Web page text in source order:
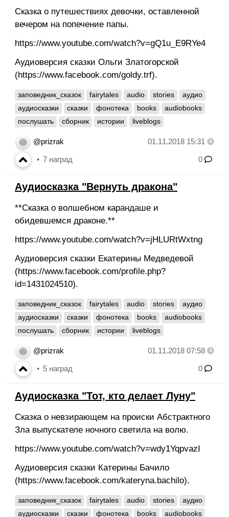
Сказка о путешествиях девочки, оставленной
вечером на попечение папы.
https://www.youtube.com/watch?v=gQ1u_E9RYe4
Аудиоверсия сказки Ольги Златогорской
(https://www.facebook.com/goldy.trf).
заповедник_сказок fairytales audio stories
аудио
аудиосказки
сказки фонотека books
audiobooks
послушать
сборник истории liveblogs
@prizrak 01.11.2018 15:31
7 наград 0
Аудиосказка "Вернуть дракона"
**Сказка о волшебном карандаше и
обидевшемся драконе.**
https://www.youtube.com/watch?v=jHLURtWxtng
Аудиоверсия сказки Екатерины Медведевой
(https://www.facebook.com/profile.php?
id=1431024510).
заповедник_сказок fairytales audio stories
аудио
аудиосказки
сказки фонотека books
audiobooks
послушать
сборник истории liveblogs
@prizrak 01.11.2018 07:58
5 наград 0
Аудиосказка "Тот, кто делает Луну"
Сказка о невзирающем на происки Абстрактного
Зла выпускателе ночного светила на волю.
https://www.youtube.com/watch?v=wdy1YqpvazI
Аудиоверсия сказки Катерины Бачило
(https://www.facebook.com/kateryna.bachilo).
заповедник_сказок fairytales audio stories
аудио
аудиосказки
сказки фонотека books audiobooks